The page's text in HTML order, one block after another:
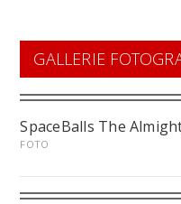
GALLERIE
SpaceBalls The
FOTO